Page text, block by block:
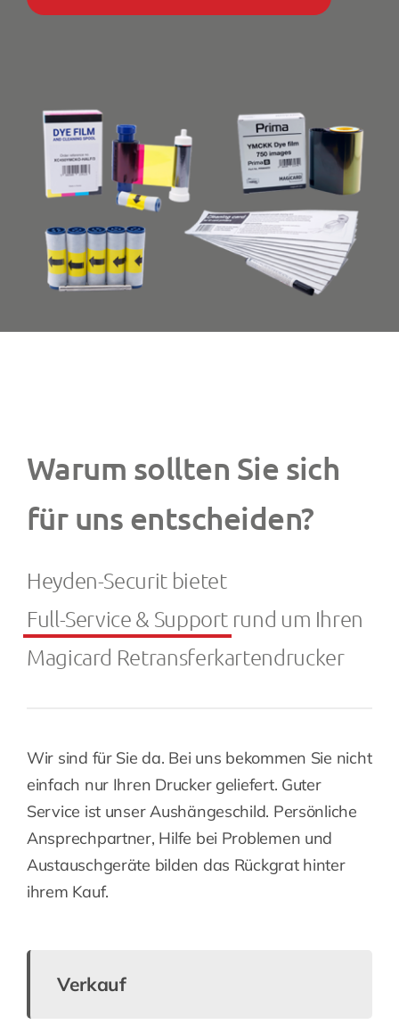
Warum sollten Sie sich
für uns entscheiden?
Heyden-Securit bietet
Full-Service & Support rund um Ihren
Magicard Retransferkartendrucker
Wir sind für Sie da. Bei uns bekommen Sie nicht
einfach nur Ihren Drucker geliefert. Guter
Service ist unser Aushängeschild. Persönliche
Ansprechpartner, Hilfe bei Problemen und
Austauschgeräte bilden das Rückgrat hinter
ihrem Kauf.
Verkauf